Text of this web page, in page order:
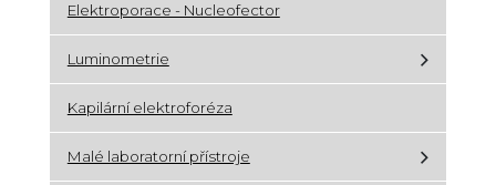
Elektroporace - Nucleofector
Luminometrie
Kapilární elektroforéza
Malé laboratorní přístroje